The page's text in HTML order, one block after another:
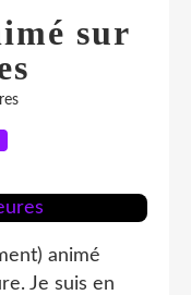
sur
animé
Je suis en